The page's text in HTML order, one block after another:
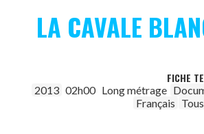
LA CAVALE
FICHE
2013 02h00 Long métrage
Français